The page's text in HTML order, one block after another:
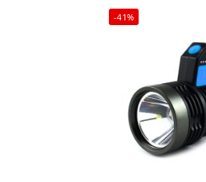
-41%